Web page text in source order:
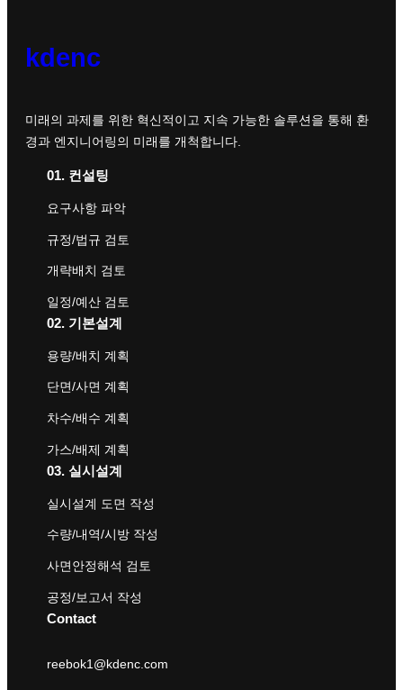
kdenc
미래의 과제를 위한 혁신적이고 지속 가능한 솔루션을 통해 환
경과 엔지니어링의 미래를 개척합니다.
01. 컨설팅
요구사항 파악
규정/법규 검토
개략배치 검토
일정/예산 검토
02. 기본설계
용량/배치 계획
단면/사면 계획
차수/배수 계획
가스/배제 계획
03. 실시설계
실시설계 도면 작성
수량/내역/시방 작성
사면안정해석 검토
공정/보고서 작성
Contact
reebok1@kdenc.com